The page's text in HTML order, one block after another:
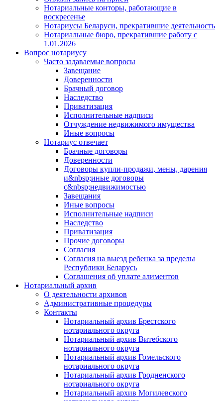
Нотариальные конторы, работающие в
воскресенье
Нотариусы Беларуси, прекратившие деятельность
Нотариальные бюро, прекратившие работу с
1.01.2026
Вопрос нотариусу
Часто задаваемые вопросы
Завещание
Доверенности
Брачный договор
Наследство
Приватизация
Исполнительные надписи
Отчуждение недвижимого имущества
Иные вопросы
Нотариус отвечает
Брачные договоры
Доверенности
Договоры купли-продажи, мены, дарения
и&nbsp;иные договоры
с&nbsp;недвижимостью
Завещания
Иные вопросы
Исполнительные надписи
Наследство
Приватизация
Прочие договоры
Согласия
Согласия на выезд ребенка за пределы
Республики Беларусь
Соглашения об уплате алиментов
Нотариальный архив
О деятельности архивов
Административные процедуры
Контакты
Нотариальный архив Брестского
нотариального округа
Нотариальный архив Витебского
нотариального округа
Нотариальный архив Гомельского
нотариального округа
Нотариальный архив Гродненского
нотариального округа
Нотариальный архив Могилевского